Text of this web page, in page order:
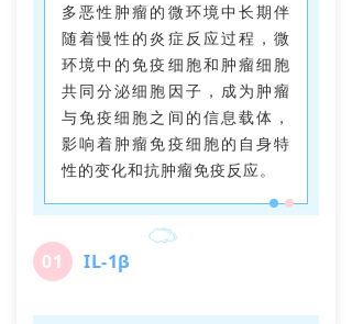
多恶性肿瘤的微环境中长期伴
随着慢性的炎症反应过程，微
环境中的免疫细胞和肿瘤细胞
共同分泌细胞因子，成为肿瘤
与免疫细胞之间的信息载体，
影响着肿瘤免疫细胞的自身特
性的变化和抗肿瘤免疫反应。
01 IL-1β